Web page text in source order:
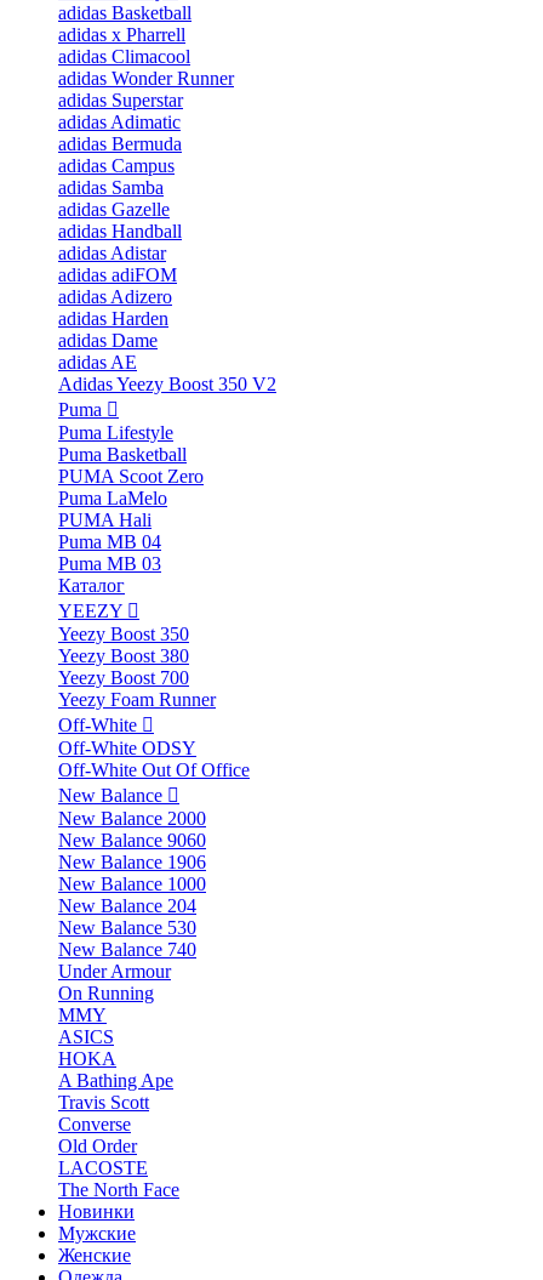
adidas Basketball
adidas x Pharrell
adidas Climacool
adidas Wonder Runner
adidas Superstar
adidas Adimatic
adidas Bermuda
adidas Campus
adidas Samba
adidas Gazelle
adidas Handball
adidas Adistar
adidas adiFOM
adidas Adizero
adidas Harden
adidas Dame
adidas AE
Adidas Yeezy Boost 350 V2
Puma
Puma Lifestyle
Puma Basketball
PUMA Scoot Zero
Puma LaMelo
PUMA Hali
Puma MB 04
Puma MB 03
Каталог
YEEZY
Yeezy Boost 350
Yeezy Boost 380
Yeezy Boost 700
Yeezy Foam Runner
Off-White
Off-White ODSY
Off-White Out Of Office
New Balance
New Balance 2000
New Balance 9060
New Balance 1906
New Balance 1000
New Balance 204
New Balance 530
New Balance 740
Under Armour
On Running
MMY
ASICS
HOKA
A Bathing Ape
Travis Scott
Converse
Old Order
LACOSTE
The North Face
Новинки
Мужские
Женские